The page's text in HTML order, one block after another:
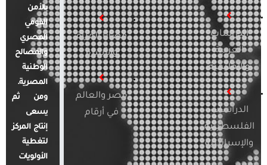
الدراسات
العربية
والإقليمية
الدراسات
الفلسطينية
والإسرائيلية
قضايا المرأة
والأسرة
مصر والعالم
في أرقام
بالأمن
القومي
المصري
والمصالح
الوطنية
المصرية.
ومن ثم
يسعى
إنتاج المركز
لتغطية
الأولويات